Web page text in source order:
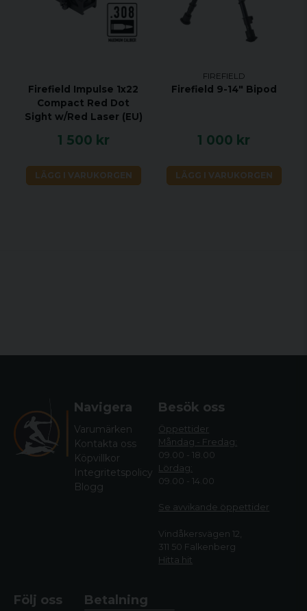
Firefield Impulse 1x22
Compact Red Dot
Sight w/Red Laser (EU)
1 500 kr
LÄGG I VARUKORGEN
FIREFIELD
Firefield 9-14" Bipod
1 000 kr
LÄGG I VARUKORGEN
Navigera
Varumärken
Kontakta oss
Köpvillkor
Integritetspolicy
Blogg
Besök oss
Öppettider
Måndag - Fredag:
09.00 - 18.00
Lördag:
09.00 - 14.00
Se avvikande öppettider
Vindåkersvägen 12,
311 50 Falkenberg
Hitta hit
Följ oss Betalning